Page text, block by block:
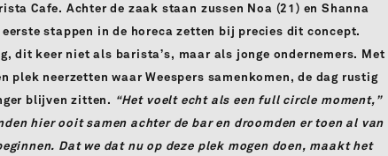
Cafe. Achter de zaak staan zussen Noa (21) en Shanna
stappen in de horeca zetten bij precies dit concept.
dit keer niet als barista’s, maar als jonge ondernemers. Met
plek neerzetten waar Weespers samenkomen, de dag rustig
blijven zitten. “Het voelt echt als een full circle moment,”
hier ooit samen achter de bar en droomden er toen al van
Dat we dat nu op deze plek mogen doen, maakt het